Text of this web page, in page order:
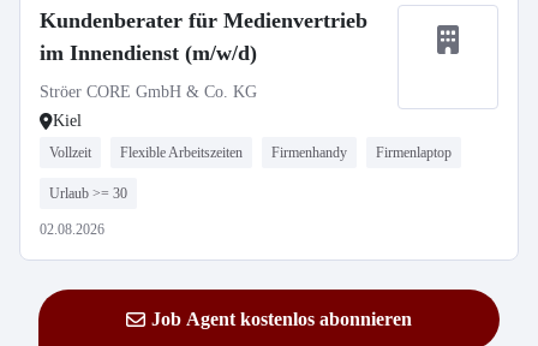
Kundenberater für Medienvertrieb
im Innendienst (m/w/d)
Ströer CORE GmbH & Co. KG
Kiel
Vollzeit Flexible Arbeitszeiten Firmenhandy Firmenlaptop
Urlaub >= 30
02.08.2026
Job Agent kostenlos abonnieren